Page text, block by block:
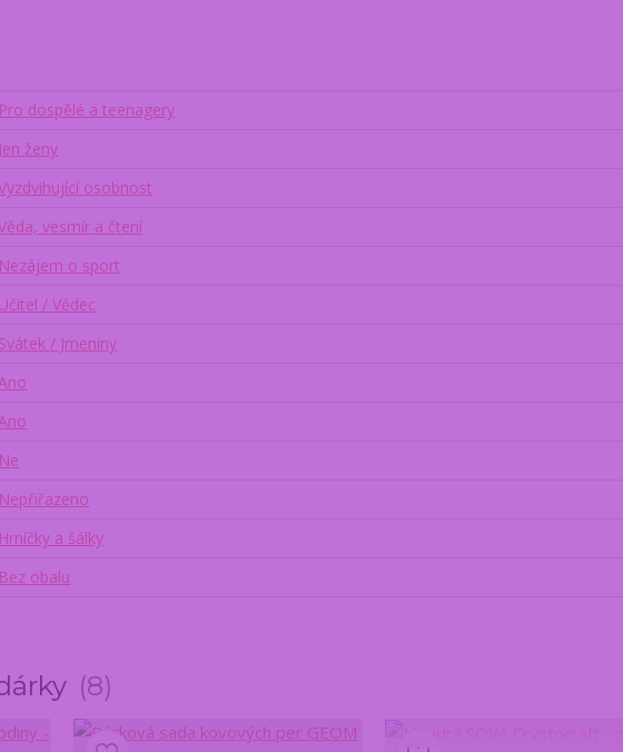
Pro dospělé a teenagery
Jen ženy
osobnost
vesmír a čtení
Nezájem o sport
Učitel / Vědec
Svátek / Jmeniny
Ano
Ano
Ne
Nepřiřazeno
Hrníčky a šálky
Bez obalu
8